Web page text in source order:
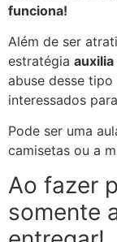
funciona!
Além de ser
estratégia
abuse desse
interessados
Pode ser uma
camisetas ou a
Ao fazer
somente